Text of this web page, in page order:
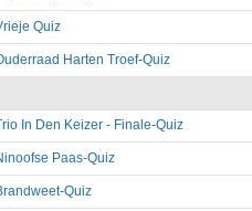
Quiz
Harten Troef-Quiz
In Den Keizer - Finale-Quiz
Paas-Quiz
Quiz